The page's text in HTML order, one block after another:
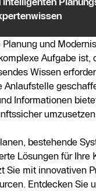
und
Aufgabe ist,
Wissen
Anlaufstelle
Informationen
bestehende
Lösungen für Ihre
Sie mit innovativen
Entdecken Sie